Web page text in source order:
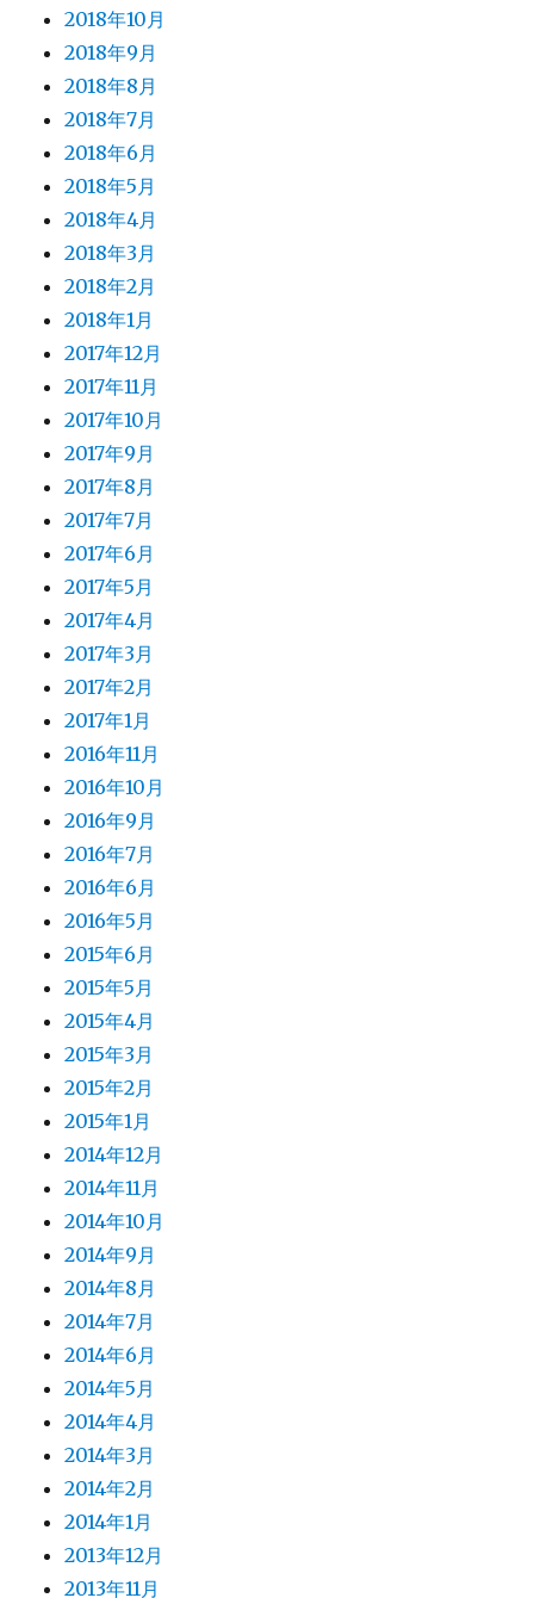
2018年10月
2018年9月
2018年8月
2018年7月
2018年6月
2018年5月
2018年4月
2018年3月
2018年2月
2018年1月
2017年12月
2017年11月
2017年10月
2017年9月
2017年8月
2017年7月
2017年6月
2017年5月
2017年4月
2017年3月
2017年2月
2017年1月
2016年11月
2016年10月
2016年9月
2016年7月
2016年6月
2016年5月
2015年6月
2015年5月
2015年4月
2015年3月
2015年2月
2015年1月
2014年12月
2014年11月
2014年10月
2014年9月
2014年8月
2014年7月
2014年6月
2014年5月
2014年4月
2014年3月
2014年2月
2014年1月
2013年12月
2013年11月